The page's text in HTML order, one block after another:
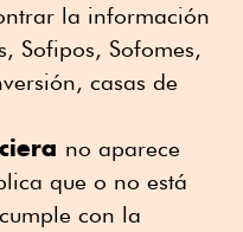
la información
Sofipos, Sofomes,
casas de
no aparece
que o no está
con la